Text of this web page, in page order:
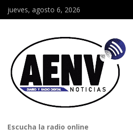
jueves, agosto 6, 2026
Escucha la radio online